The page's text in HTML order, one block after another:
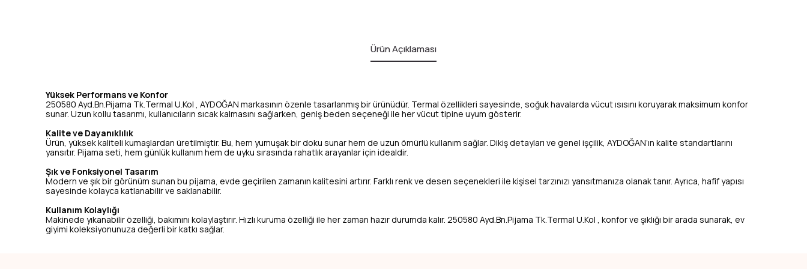
Ürün Açıklaması
Yüksek Performans ve Konfor
250580 Ayd.Bn.Pijama Tk.Termal U.Kol , AYDOĞAN markasının özenle tasarlanmış bir ürünüdür. Termal özellikleri sayesinde, soğuk havalarda vücut ısısını koruyarak maksimum konfor
sunar. Uzun kollu tasarımı, kullanıcıların sıcak kalmasını sağlarken, geniş beden seçeneği ile her vücut tipine uyum gösterir.
Kalite ve Dayanıklılık
Ürün, yüksek kaliteli kumaşlardan üretilmiştir. Bu, hem yumuşak bir doku sunar hem de uzun ömürlü kullanım sağlar. Dikiş detayları ve genel işçilik, AYDOĞAN’ın kalite standartlarını
yansıtır. Pijama seti, hem günlük kullanım hem de uyku sırasında rahatlık arayanlar için idealdir.
Şık ve Fonksiyonel Tasarım
Modern ve şık bir görünüm sunan bu pijama, evde geçirilen zamanın kalitesini artırır. Farklı renk ve desen seçenekleri ile kişisel tarzınızı yansıtmanıza olanak tanır. Ayrıca, hafif yapısı
sayesinde kolayca katlanabilir ve saklanabilir.
Kullanım Kolaylığı
Makinede yıkanabilir özelliği, bakımını kolaylaştırır. Hızlı kuruma özelliği ile her zaman hazır durumda kalır. 250580 Ayd.Bn.Pijama Tk.Termal U.Kol , konfor ve şıklığı bir arada sunarak, ev
giyimi koleksiyonunuza değerli bir katkı sağlar.